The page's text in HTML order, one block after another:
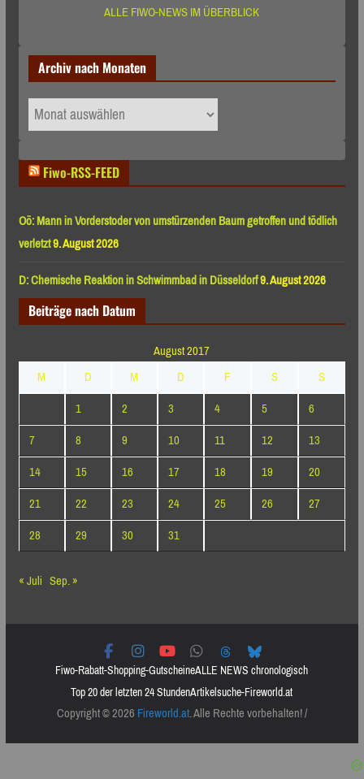
ALLE FIWO-NEWS IM ÜBERBLICK
Archiv nach Monaten
Archiv
nach
Fiwo-RSS-FEED
Oö: Mann in Vorderstoder von umstürzenden Baum getroffen und tödlich
verletzt9. August 2026
D: Chemische Reaktion in Schwimmbad in Düsseldorf9. August 2026
Beiträge nach Datum
August 2017
M
D M D F S
S
1
2 3 4 5
6
7
8 9 10 11 12
13
14
15 16 17 18 19
20
21
22 23 24 25 26
27
28
29 30
31
« Juli Sep. »
Fiwo-Rabatt-Shopping-GutscheineALLE NEWS chronologisch
Top 20 der letzten 24 StundenArtikelsuche-Fireworld.at
Copyright © 2026Fireworld.at. Alle Rechte vorbehalten! /